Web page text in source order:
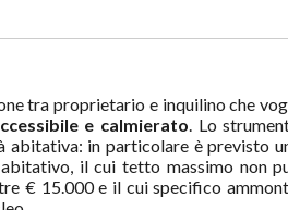
tra proprietario e inquilino che
e calmierato. Lo
in particolare è previsto
il cui tetto massimo non
€ 15.000 e il cui specifico